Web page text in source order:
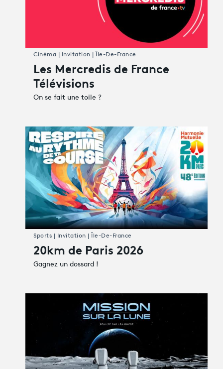
Les Mercredis de France
Télévisions
On se fait une toile ?
Cinéma | Invitation | Île-De-France
20km de Paris 2026
Gagnez un dossard !
Sports | Invitation | Île-De-France